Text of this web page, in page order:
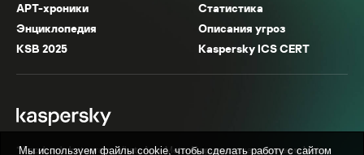
APT-хроники
Статистика
Энциклопедия
Описания угроз
KSB 2025
Kaspersky ICS CERT
* Facebook, Instagram, WhatsApp, Meta AI принадлежат компании Meta,
Мы используем файлы cookie, чтобы сделать работу с сайтом